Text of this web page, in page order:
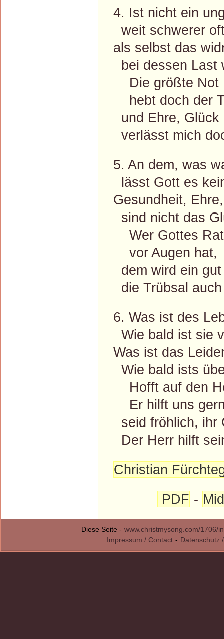
4. Ist nicht ein
weit schwerer
als selbst das
bei dessen Last
Die größte Not
hebt doch der
und Ehre, Glück
verlässt mich
5. An dem, was
lässt Gott es
Gesundheit,
sind nicht das
Wer Gottes Rat
vor Augen hat,
dem wird ein
die Trübsal
6. Was ist des
Wie bald ist sie
Was ist das
Wie bald ists
Hofft auf den
Er hilft uns
seid fröhlich, ihr
Der Herr hilft
Christian
PDF -
Diese Seite - www.christmysong.com/1706/
Impressum / Contact - Datenschutz